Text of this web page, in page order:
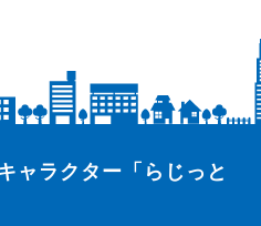
ャラクター「らじっと